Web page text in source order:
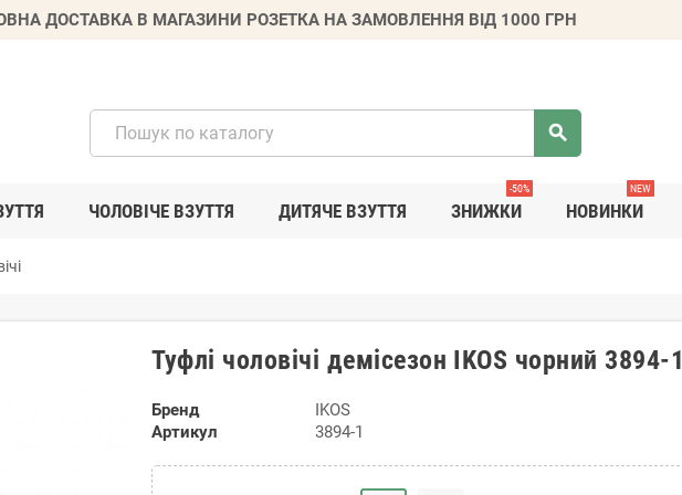
ДОСТАВКА В МАГАЗИНИ РОЗЕТКА НА ЗАМОВЛЕННЯ ВІД 1000 ГРН
search
ЧОЛОВІЧЕ ВЗУТТЯ ДИТЯЧЕ ВЗУТТЯ ЗНИЖКИ
-50%
НОВИНКИ
NEW
Туфлі чоловічі демісезон IKOS чорний 3894-1
Бренд
IKOS
Артикул
3894-1